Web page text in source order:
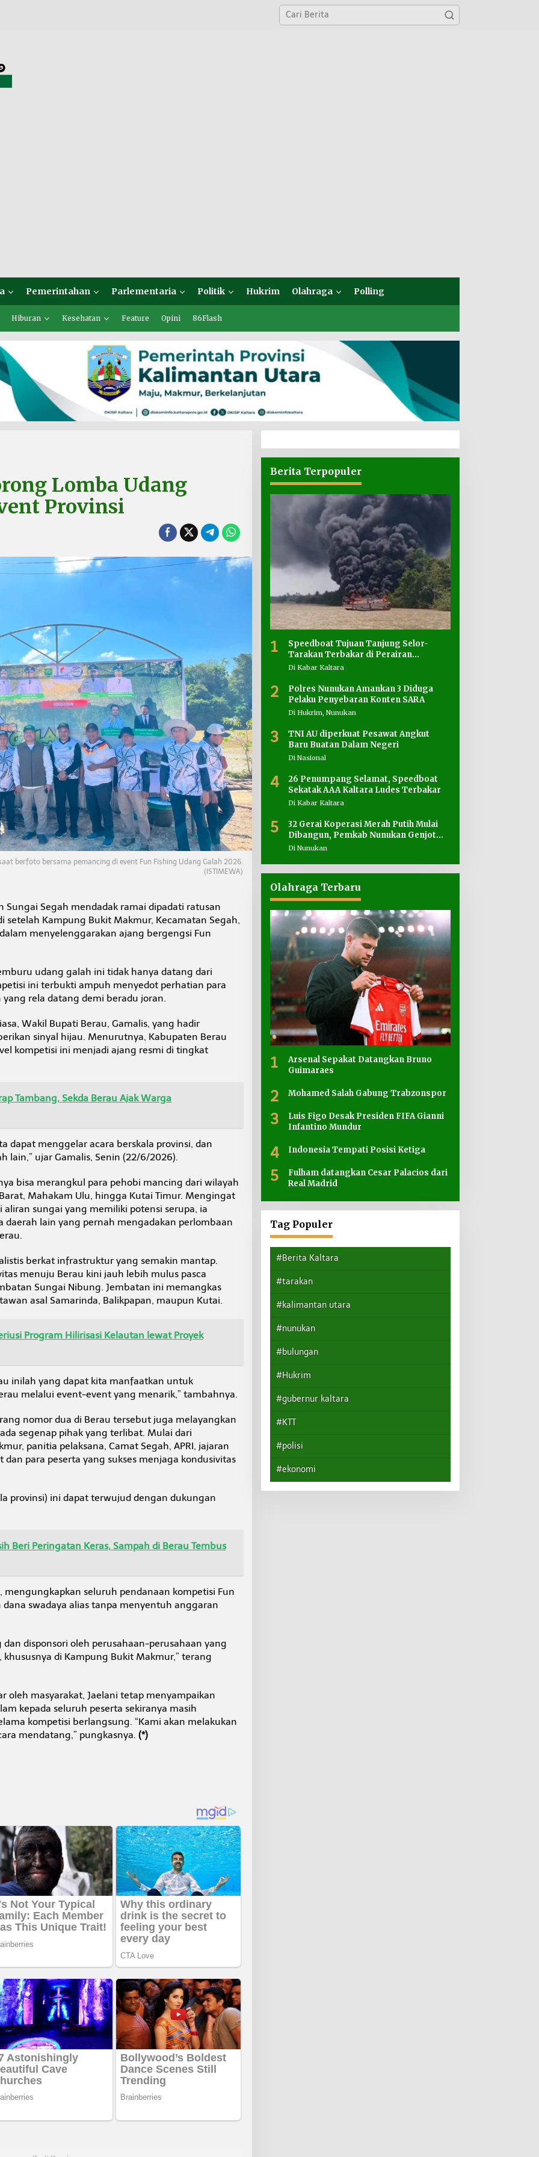
Pemerintahan Parlementaria Politik Hukrim Olahraga Polling
Hiburan Kesehatan Feature Opini 86Flash
Lomba Udang
Provinsi
berfoto bersama pemancing di event Fun Fishing Udang Galah 2026.
(ISTIMEWA)
Sungai Segah mendadak ramai dipadati ratusan
setelah Kampung Bukit Makmur, Kecamatan Segah,
menyelenggarakan ajang bergengsi Fun
udang galah ini tidak hanya datang dari
ini terbukti ampuh menyedot perhatian para
rela datang demi beradu joran.
Wakil Bupati Berau, Gamalis, yang hadir
sinyal hijau. Menurutnya, Kabupaten Berau
kompetisi ini menjadi ajang resmi di tingkat
Tambang, Sekda Berau Ajak Warga
dapat menggelar acara berskala provinsi, dan
lain,” ujar Gamalis, Senin (22/6/2026).
bisa merangkul para pehobi mancing dari wilayah
Mahakam Ulu, hingga Kutai Timur. Mengingat
sungai yang memiliki potensi serupa, ia
daerah lain yang pernah mengadakan perlombaan
berkat infrastruktur yang semakin mantap.
menuju Berau kini jauh lebih mulus pasca
Sungai Nibung. Jembatan ini memangkas
asal Samarinda, Balikpapan, maupun Kutai.
Program Hilirisasi Kelautan lewat Proyek
inilah yang dapat kita manfaatkan untuk
melalui event-event yang menarik,” tambahnya.
nomor dua di Berau tersebut juga melayangkan
segenap pihak yang terlibat. Mulai dari
panitia pelaksana, Camat Segah, APRI, jajaran
para peserta yang sukses menjaga kondusivitas
provinsi) ini dapat terwujud dengan dukungan
Beri Peringatan Keras, Sampah di Berau Tembus
mengungkapkan seluruh pendanaan kompetisi Fun
swadaya alias tanpa menyentuh anggaran
disponsori oleh perusahaan-perusahaan yang
khususnya di Kampung Bukit Makmur,” terang
oleh masyarakat, Jaelani tetap menyampaikan
kepada seluruh peserta sekiranya masih
kompetisi berlangsung. “Kami akan melakukan
mendatang,” pungkasnya. (*)
Berita Terpopuler
1
Speedboat Tujuan Tanjung Selor-
Tarakan Terbakar di Perairan
Salimbatu
Di Kabar Kaltara
2
Polres Nunukan Amankan 3 Diduga
Pelaku Penyebaran Konten SARA
Di Hukrim, Nunukan
3
TNI AU diperkuat Pesawat Angkut
Baru Buatan Dalam Negeri
Di Nasional
4
26 Penumpang Selamat, Speedboat
Sekatak AAA Kaltara Ludes Terbakar
Di Kabar Kaltara
5
32 Gerai Koperasi Merah Putih Mulai
Dibangun, Pemkab Nunukan Genjot
Penyediaan Lahan
Di Nunukan
Olahraga Terbaru
1
Arsenal Sepakat Datangkan Bruno
Guimaraes
2 Mohamed Salah Gabung Trabzonspor
3
Luis Figo Desak Presiden FIFA Gianni
Infantino Mundur
4 Indonesia Tempati Posisi Ketiga
5
Fulham datangkan Cesar Palacios dari
Real Madrid
Tag Populer
#Berita Kaltara
#tarakan
#kalimantan utara
#nunukan
#bulungan
#Hukrim
#gubernur kaltara
#KTT
#polisi
#ekonomi